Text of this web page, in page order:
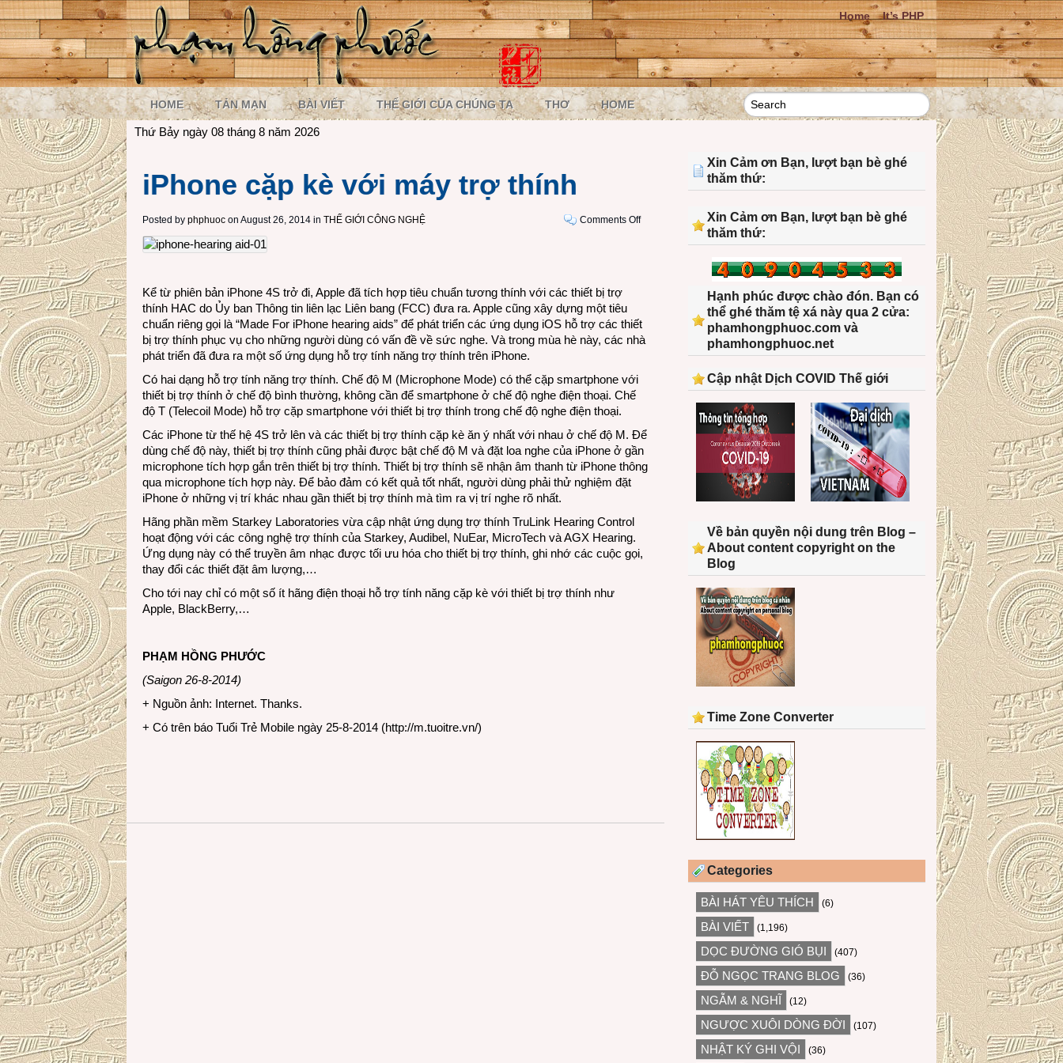
Home It’s PHP
HOME TẢN MẠN BÀI VIẾT THẾ GIỚI CỦA CHÚNG TA THƠ HOME
Thứ Bảy ngày 08 tháng 8 năm 2026
iPhone cặp kè với máy trợ thính
Posted by phphuoc on August 26, 2014 in THẾ GIỚI CÔNG NGHỆ Comments Offon
thính
Kể từ phiên bản iPhone 4S trở đi, Apple đã tích hợp tiêu chuẩn tương thính với các thiết bị trợ
thính HAC do Ủy ban Thông tin liên lạc Liên bang (FCC) đưa ra. Apple cũng xây dựng một tiêu
chuẩn riêng gọi là “Made For iPhone hearing aids” để phát triển các ứng dụng iOS hỗ trợ các thiết
bị trợ thính phục vụ cho những người dùng có vấn đề về sức nghe. Và trong mùa hè này, các nhà
phát triển đã đưa ra một số ứng dụng hỗ trợ tính năng trợ thính trên iPhone.
Có hai dạng hỗ trợ tính năng trợ thính. Chế độ M (Microphone Mode) có thể cặp smartphone với
thiết bị trợ thính ở chế độ bình thường, không cần để smartphone ở chế độ nghe điện thoại. Chế
độ T (Telecoil Mode) hỗ trợ cặp smartphone với thiết bị trợ thính trong chế độ nghe điện thoại.
Các iPhone từ thế hệ 4S trở lên và các thiết bị trợ thính cặp kè ăn ý nhất với nhau ở chế độ M. Để
dùng chế độ này, thiết bị trợ thính cũng phải được bật chế độ M và đặt loa nghe của iPhone ở gần
microphone tích hợp gắn trên thiết bị trợ thính. Thiết bị trợ thính sẽ nhận âm thanh từ iPhone thông
qua microphone tích hợp này. Để bảo đảm có kết quả tốt nhất, người dùng phải thử nghiệm đặt
iPhone ở những vị trí khác nhau gần thiết bị trợ thính mà tìm ra vị trí nghe rõ nhất.
Hãng phần mềm Starkey Laboratories vừa cập nhật ứng dụng trợ thính TruLink Hearing Control
hoạt động với các công nghệ trợ thính của Starkey, Audibel, NuEar, MicroTech và AGX Hearing.
Ứng dụng này có thể truyền âm nhạc được tối ưu hóa cho thiết bị trợ thính, ghi nhớ các cuộc gọi,
thay đổi các thiết đặt âm lượng,…
Cho tới nay chỉ có một số ít hãng điện thoại hỗ trợ tính năng cặp kè với thiết bị trợ thính như
Apple, BlackBerry,…
PHẠM HỒNG PHƯỚC
(Saigon 26-8-2014)
+ Nguồn ảnh: Internet. Thanks.
+ Có trên báo Tuổi Trẻ Mobile ngày 25-8-2014 (http://m.tuoitre.vn/)
Xin Cảm ơn Bạn, lượt bạn bè ghé
thăm thứ:
Xin Cảm ơn Bạn, lượt bạn bè ghé
thăm thứ:
Hạnh phúc được chào đón. Bạn có
thể ghé thăm tệ xá này qua 2 cửa:
phamhongphuoc.com và
phamhongphuoc.net
Cập nhật Dịch COVID Thế giới
Về bản quyền nội dung trên Blog –
About content copyright on the
Blog
Time Zone Converter
Categories
BÀI HÁT YÊU THÍCH (6)
BÀI VIẾT (1,196)
DỌC ĐƯỜNG GIÓ BỤI (407)
ĐỖ NGỌC TRANG BLOG (36)
NGẪM & NGHĨ (12)
NGƯỢC XUÔI DÒNG ĐỜI (107)
NHẬT KÝ GHI VỘI (36)